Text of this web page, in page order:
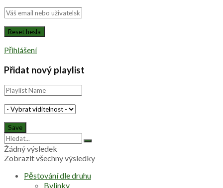
Přihlášení
Přidat nový playlist
Žádný výsledek
Zobrazit všechny výsledky
Pěstování dle druhu
Bylinky